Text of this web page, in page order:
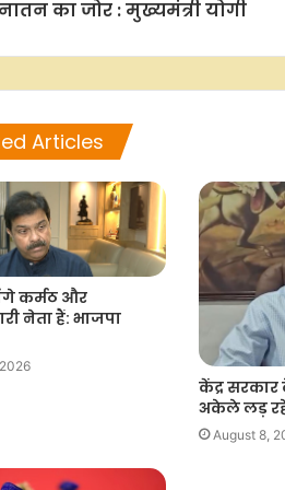
का जोर : मुख्यमंत्री योगी
Articles
कर्मठ और
नेता हैं: भाजपा
केंद्र
अकेले लड़
August 8,